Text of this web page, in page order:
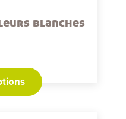
blanches